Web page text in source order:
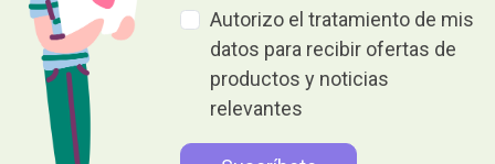
Autorizo el tratamiento de mis
datos para recibir ofertas de
productos y noticias
relevantes